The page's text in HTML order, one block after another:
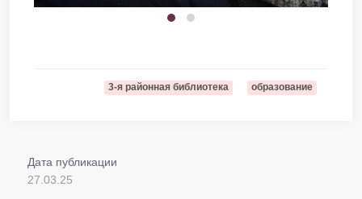
3-я районная библиотека образование
Дата публикации
27.03.25